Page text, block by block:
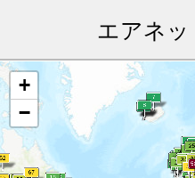
エアネ
+
−